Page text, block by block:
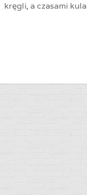
kręgli, a czasami